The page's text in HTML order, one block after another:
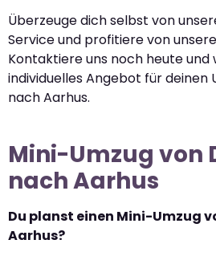
Überzeuge dich selbst von
Service und profitiere von
Kontaktiere uns noch heute und
individuelles Angebot für deinen
nach Aarhus.
Mini-Umzug von
nach Aarhus
Du planst einen Mini-Umzug
Aarhus?